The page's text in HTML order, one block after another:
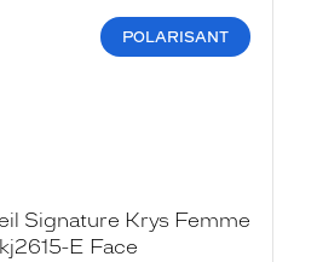
POLARISANT